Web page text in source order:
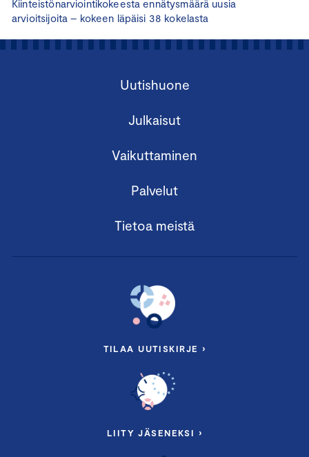
Kiinteistönarviointikokeesta ennätysmäärä uusia
arvioitsijoita – kokeen läpäisi 38 kokelasta
Uutishuone
Julkaisut
Vaikuttaminen
Palvelut
Tietoa meistä
TILAA UUTISKIRJE ›
LIITY JÄSENEKSI ›